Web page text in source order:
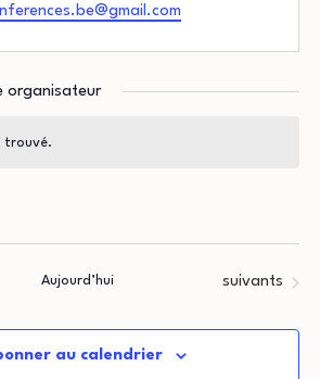
organisateur
trouvé.
Aujourd’hui Évènements
suivants
au calendrier